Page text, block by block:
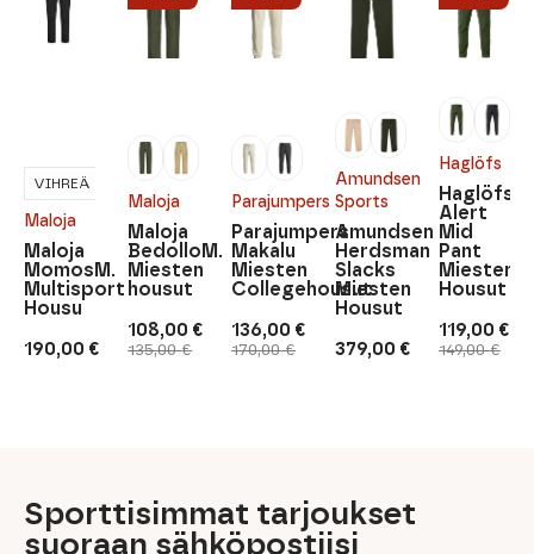
Maloja
190,00 €
Maloja
MomosM.
Multisport
Housu
VIHREÄ
Maloja
135,00€
Alkuperäinen
hinta
108,00 €
Nykyinen
hinta
Maloja
BedolloM.
Miesten
housut
Parajumpers
170,00€
Alkuperäinen
hinta
136,00 €
Nykyinen
hinta
Parajumpers
Makalu
Miesten
Collegehousut
Amundsen
Sports
379,00 €
Amundsen
Herdsman
Slacks
Miesten
Housut
Haglöfs
149,00€
hinta
119,00 €
Nykyinen
hinta
Haglöfs
Alert
Mid
Pant
Miesten
Housut
Sporttisimmat tarjoukset
suoraan sähköpostiisi